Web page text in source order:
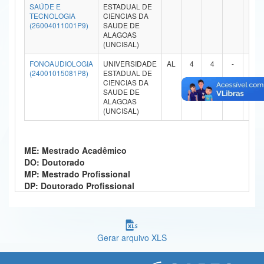
Ministério da Ciência, Tecnologia, Inovações e Comunicações
Ministério do Turismo
Ministério do Desenvolvimento Regional
Secretaria-Geral
Secretaria de Governo
SAÚDE E
TECNOLOGIA
(26004011001P9)
ESTADUAL DE
CIENCIAS DA
SAUDE DE
ALAGOAS
(UNCISAL)
FONOAUDIOLOGIA
(24001015081P8)
UNIVERSIDADE
ESTADUAL DE
CIENCIAS DA
SAUDE DE
ALAGOAS
(UNCISAL)
AL 4 4 -
ME: Mestrado Acadêmico
DO: Doutorado
MP: Mestrado Profissional
DP: Doutorado Profissional
Gerar arquivo XLS